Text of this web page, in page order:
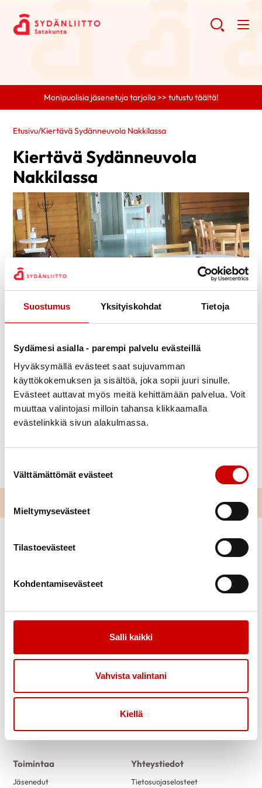
Suostumus Yksityiskohdat Tietoja
Sydämesi asialla - parempi palvelu evästeillä
Hyväksymällä evästeet saat sujuvamman
käyttökokemuksen ja sisältöä, joka sopii juuri sinulle.
Evästeet auttavat myös meitä kehittämään palvelua. Voit
muuttaa valintojasi milloin tahansa klikkaamalla
evästelinkkiä sivun alakulmassa.
Välttämättömät evästeet
Mieltymysevästeet
Tilastoevästeet
Kohdentamisevästeet
Salli kaikki
Vahvista valintani
Kiellä
Monipuolisia jäsenetuja tarjolla >> tutustu täältä!
Etusivu/Kiertävä Sydänneuvola Nakkilassa
Kiertävä Sydänneuvola
Nakkilassa
Julkaistu 21.6.2021
Ensimmäinen Kiertävä Sydänneuvola-piste
järjestettiin 17.6. Nakkilassa Hormiston kylätalolla.
Ajan varanneet sydänterveydestä kiinnostuneet
nakkilalaiset pääsivät kysymään ja keskustelemaan
sydänpiirin sairaanhoitajan kanssa. Iltapäivä oli
Tietoa Tukea
Verkkopuntari
Sydänneuvola – sairaanhoitajan
Kuntoutus
Toimintaa
Jäsenedut
Yhteystiedot
Tietosuojaselosteet